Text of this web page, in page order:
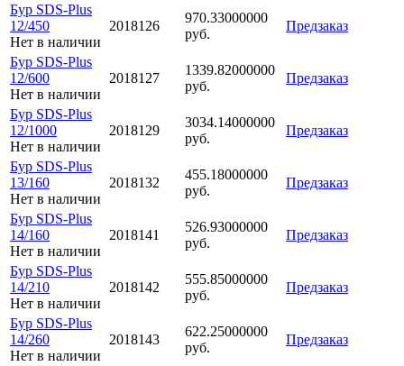
Бур SDS-Plus
12/450
Нет в наличии
2018126
970.33000000
руб.
Предзаказ
Бур SDS-Plus
12/600
Нет в наличии
2018127
1339.82000000
руб.
Предзаказ
Бур SDS-Plus
12/1000
Нет в наличии
2018129
3034.14000000
руб.
Предзаказ
Бур SDS-Plus
13/160
Нет в наличии
2018132
455.18000000
руб.
Предзаказ
Бур SDS-Plus
14/160
Нет в наличии
2018141
526.93000000
руб.
Предзаказ
Бур SDS-Plus
14/210
Нет в наличии
2018142
555.85000000
руб.
Предзаказ
Бур SDS-Plus
14/260
Нет в наличии
2018143
622.25000000
руб.
Предзаказ